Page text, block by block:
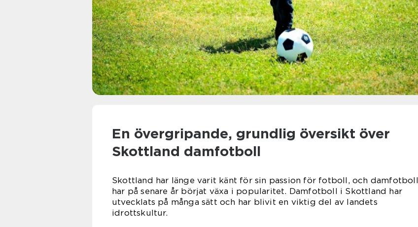
En övergripande, grundlig översikt över
Skottland damfotboll
Skottland har länge varit känt för sin passion för fotboll, och damfotboll
har på senare år börjat växa i popularitet. Damfotboll i Skottland har
utvecklats på många sätt och har blivit en viktig del av landets
idrottskultur.